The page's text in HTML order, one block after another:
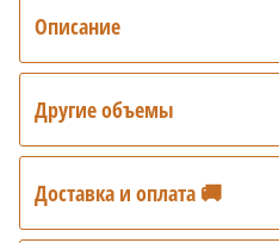
Описание
Другие объемы
Доставка и оплата 🚚